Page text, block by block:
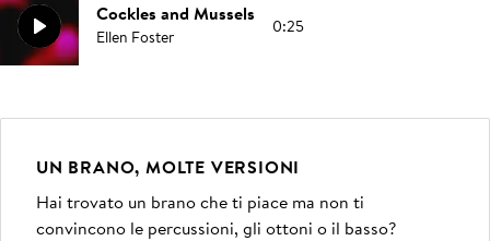
Cockles and Mussels
Ellen Foster 0:25
UN BRANO, MOLTE VERSIONI
Hai trovato un brano che ti piace ma non ti
convincono le percussioni, gli ottoni o il basso?